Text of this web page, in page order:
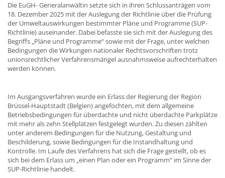
Die EuGH- Generalanwältin setzte sich in ihren Schlussanträgen vom
18. Dezember 2025 mit der Auslegung der Richtlinie über die Prüfung
der Umweltauswirkungen bestimmter Pläne und Programme (SUP-
Richtlinie) auseinander. Dabei befasste sie sich mit der Auslegung des
Begriffs „Pläne und Programme“ sowie mit der Frage, unter welchen
Bedingungen die Wirkungen nationaler Rechtsvorschriften trotz
unionsrechtlicher Verfahrensmängel ausnahmsweise aufrechterhalten
werden können.
Im Ausgangsverfahren wurde ein Erlass der Regierung der Region
Brüssel-Hauptstadt (Belgien) angefochten, mit dem allgemeine
Betriebsbedingungen für überdachte und nicht überdachte Parkplätze
mit mehr als zehn Stellplätzen festgelegt wurden. Zu diesen zählten
unter anderem Bedingungen für die Nutzung, Gestaltung und
Beschilderung, sowie Bedingungen für die Instandhaltung und
Kontrolle. Im Laufe des Verfahrens hat sich die Frage gestellt, ob es
sich bei dem Erlass um „einen Plan oder ein Programm“ im Sinne der
SUP-Richtlinie handelt.